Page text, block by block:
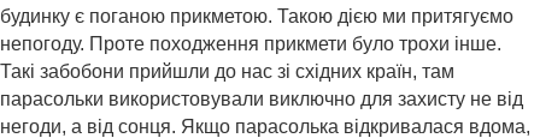
будинку є поганою прикметою. Такою дією ми притягуємо
непогоду. Проте походження прикмети було трохи інше.
Такі забобони прийшли до нас зі східних країн, там
парасольки використовували виключно для захисту не від
негоди, а від сонця. Якщо парасолька відкривалася вдома,